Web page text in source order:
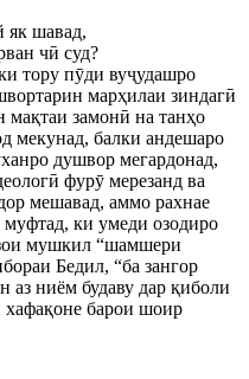
як шавад,
чӣ суд?
тору пӯди вуҷудашро
марҳилаи зиндагӣ
мақтаи замонӣ на танҳо
мекунад, балки андешаро
душвор мегардонад,
фурӯ мерезанд ва
мешавад, аммо рахнае
ки умеди озодиро
мушкил “шамшери
Бедил, “ба зангор
аз ниём будаву дар қиболи
хафақоне барои шоир